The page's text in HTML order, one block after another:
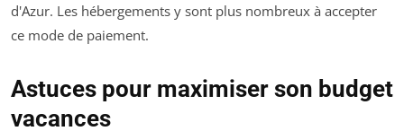
d'Azur. Les hébergements y sont plus nombreux à accepter
ce mode de paiement.
Astuces pour maximiser son budget
vacances